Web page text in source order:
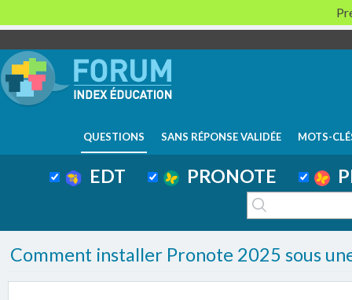
QUESTIONS SANS RÉPONSE VALIDÉE MOTS-
EDT PRONOTE
Comment installer Pronote 2025 sous